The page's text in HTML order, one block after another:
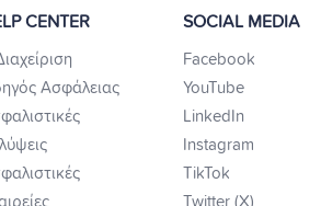
CENTER
Ασφάλειας
SOCIAL MEDIA
Facebook
YouTube
LinkedIn
Instagram
TikTok
Twitter (X)